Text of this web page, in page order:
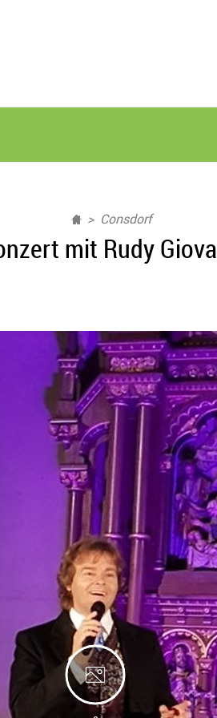
Consdorf
mit Rudy